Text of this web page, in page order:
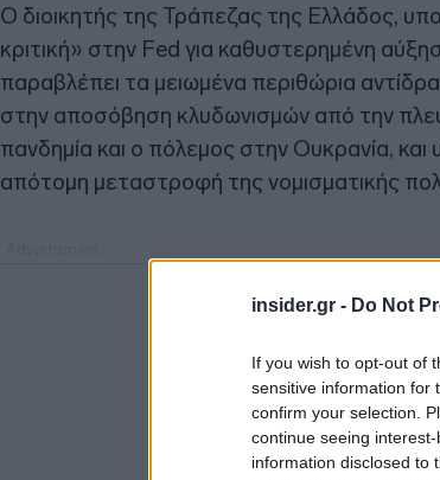
insider.gr - Do Not
If you wish to opt-out of
sensitive information for
confirm your selection.
continue seeing
information disclosed to
Ο διοικητής της Τράπεζας της Ελλάδος,
κριτική» στην Fed για καθυστερημένη
παραβλέπει τα μειωμένα περιθώρια
στην αποσόβηση κλυδωνισμών από την
πανδημία και ο πόλεμος στην Ουκρανία, και
απότομη μεταστροφή της νομισματικής